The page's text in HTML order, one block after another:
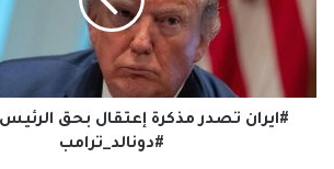
الرئيس
الامريكي
#دونالد_ترامب
#ايران تصدر مذكرة إعتقال بحق الرئيس
#دونالد_ترامب